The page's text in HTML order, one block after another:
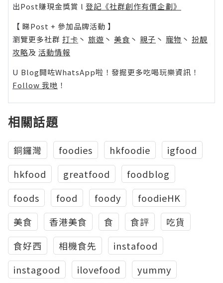
出Post賺現金獎賞 l 登記《社群創作有價企劃》
【 睇Post + 參加品牌活動 】
瀏覽更多社群 打卡 丶 旅遊 丶 美食 丶 親子 丶 寵物 丶 扮靚
攻略及 活動情報
U Blog開咗WhatsApp啦！發掘更多吃喝玩樂資訊！
Follow 我哋 ！
相關話題
銅鑼灣 foodies hkfoodie
igfood
hkfood
greatfood
foodblog
foods
food foody
foodieHK
美食
香港美食 食 食評
吃貨
食好西
相機食先
instafood
instagood
ilovefood
yummy